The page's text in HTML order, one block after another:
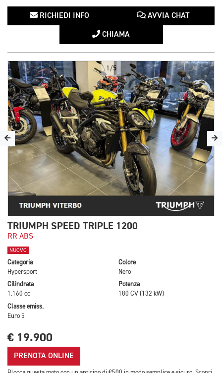
RICHIEDI INFO AVVIA CHAT
CHIAMA
1/5
TRIUMPH SPEED TRIPLE 1200
RR ABS
NUOVO
Categoria
Hypersport
Colore
Nero
Cilindrata
1.160 cc
Potenza
180 CV (132 kW)
Classe emiss.
Euro 5
€ 19.900
PRENOTA ONLINE